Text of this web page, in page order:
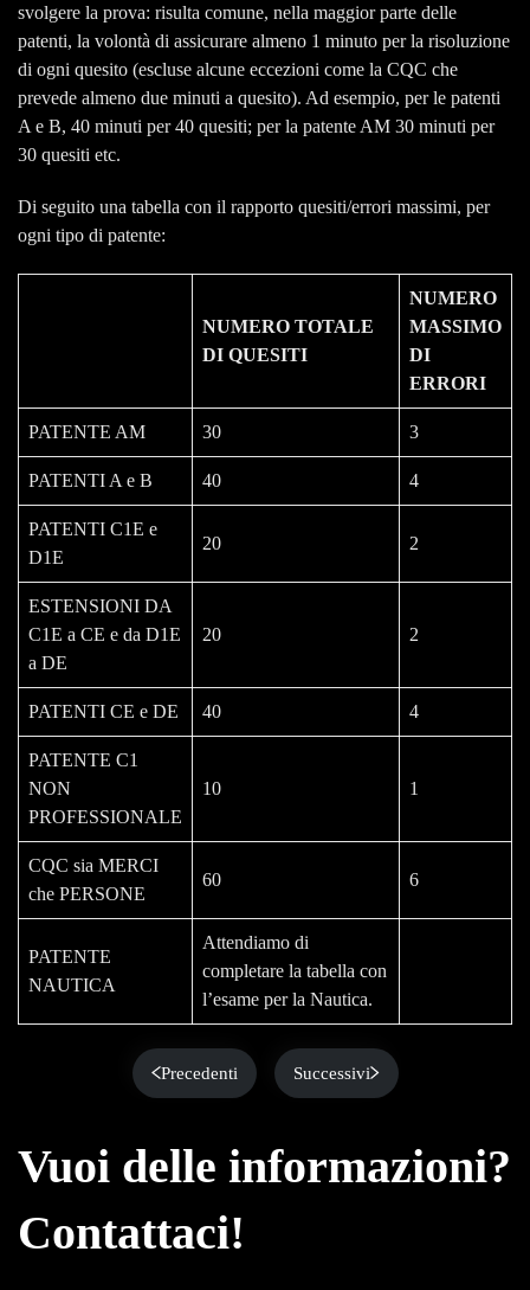
svolgere la prova: risulta comune, nella maggior parte delle
patenti, la volontà di assicurare almeno 1 minuto per la risoluzione
di ogni quesito (escluse alcune eccezioni come la CQC che
prevede almeno due minuti a quesito). Ad esempio, per le patenti
A e B, 40 minuti per 40 quesiti; per la patente AM 30 minuti per
30 quesiti etc.
Di seguito una tabella con il rapporto quesiti/errori massimi, per
ogni tipo di patente:
NUMERO TOTALE
DI QUESITI
NUMERO
MASSIMO
DI
ERRORI
PATENTE AM 30 3
PATENTI A e B 40 4
PATENTI C1E e
D1E
20 2
ESTENSIONI DA
C1E a CE e da D1E
a DE
20 2
PATENTI CE e DE 40 4
PATENTE C1
NON
PROFESSIONALE
10 1
CQC sia MERCI
che PERSONE
60 6
PATENTE
NAUTICA
Attendiamo di
completare la tabella con
l’esame per la Nautica.
Precedenti Successivi
Vuoi delle informazioni?
Contattaci!